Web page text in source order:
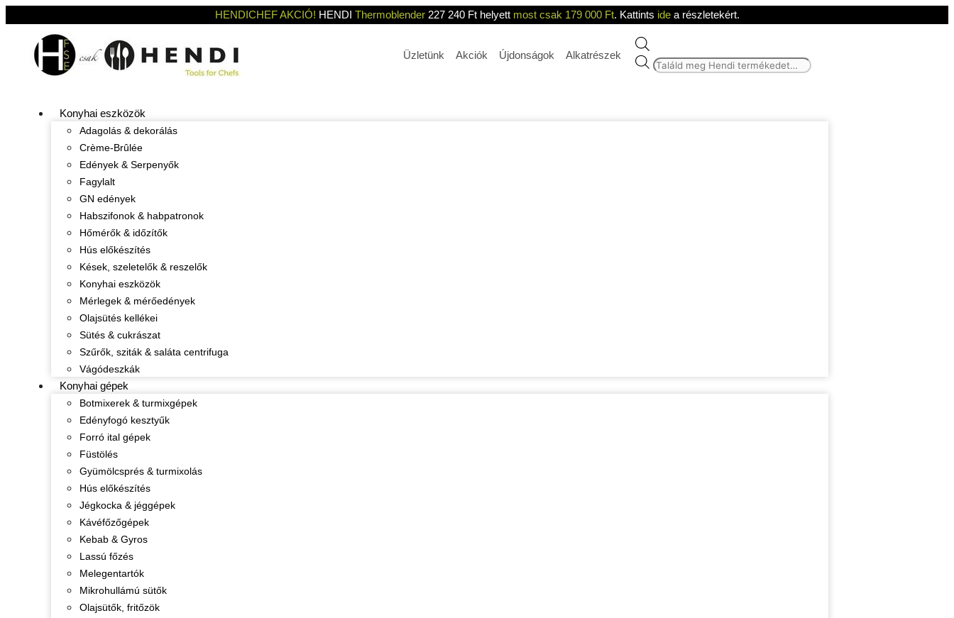
HENDICHEF AKCIÓ! HENDI Thermoblender227 240 Ft helyett most csak 179 000 Ft. Kattints idea részletekért.
Üzletünk Akciók Újdonságok Alkatrészek
Konyhai eszközök
Adagolás & dekorálás
Crème-Brûlée
Edények & Serpenyők
Fagylalt
GN edények
Habszifonok & habpatronok
Hőmérők & időzítők
Hús előkészítés
Kések, szeletelők & reszelők
Konyhai eszközök
Mérlegek & mérőedények
Olajsütés kellékei
Sütés & cukrászat
Szűrők, sziták & saláta centrifuga
Vágódeszkák
Konyhai gépek
Botmixerek & turmixgépek
Edényfogó kesztyűk
Forró ital gépek
Füstölés
Gyümölcsprés & turmixolás
Hús előkészítés
Jégkocka & jéggépek
Kávéfőzőgépek
Kebab & Gyros
Lassú főzés
Melegentartók
Mikrohullámú sütők
Olajsütők, fritőzök